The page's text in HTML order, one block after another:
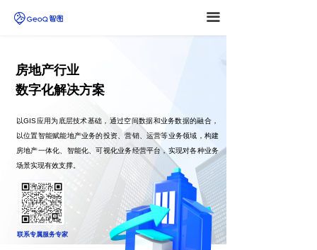
끀
以GIS应用为底层技术基础，通过空间数据和业务数据的融合，
以位置智能赋能地产业务的投资、营销、运营等业务领域，构建
房地产一体化、智能化、可视化业务经营平台，实现对各种业务
场景实现有效支撑。
房地产行业
数字化解决方案
联系专属服务专家